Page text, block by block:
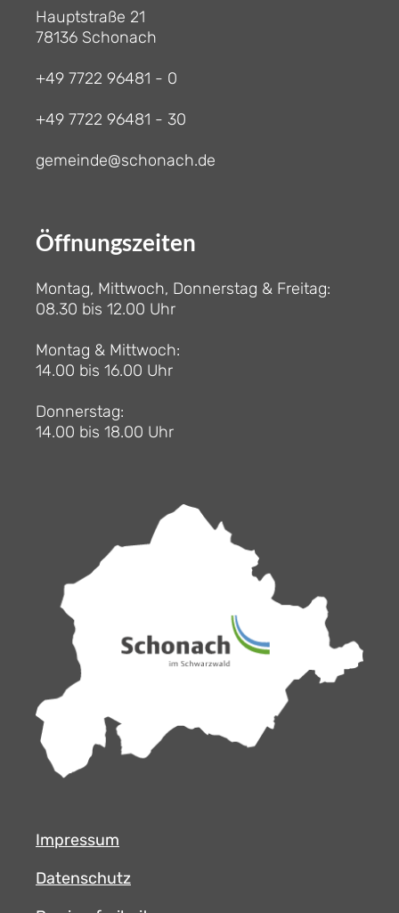
Hauptstraße 21
78136 Schonach
+49 7722 96481 - 0
+49 7722 96481 - 30
gemeinde@schonach.de
Öffnungszeiten
Montag, Mittwoch, Donnerstag & Freitag:
08.30 bis 12.00 Uhr
Montag & Mittwoch:
14.00 bis 16.00 Uhr
Donnerstag:
14.00 bis 18.00 Uhr
Impressum
Datenschutz